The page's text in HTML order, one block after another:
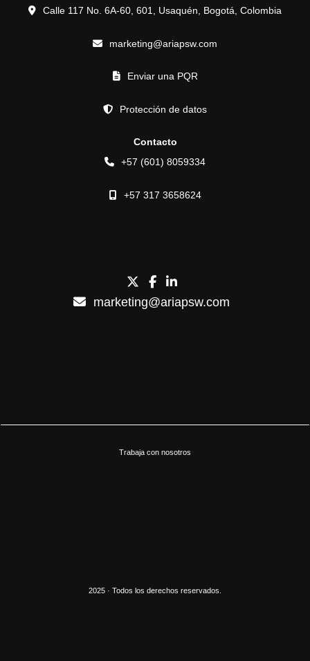
Calle 117 No. 6A-60, 601, Usaquén, Bogotá, Colombia
marketing@ariapsw.com
Enviar una PQR
Protección de datos
Contacto
+57 (601) 8059334
+57 317 3658624
marketing@ariapsw.com
Trabaja con nosotros
2025 · Todos los derechos reservados.